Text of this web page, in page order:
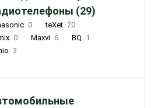
(29)
0 teXet 20
0 Maxvi 6 BQ 1
2